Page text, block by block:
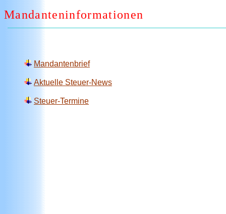
Mandanteninformationen
Mandantenbrief
Aktuelle Steuer-News
Steuer-Termine